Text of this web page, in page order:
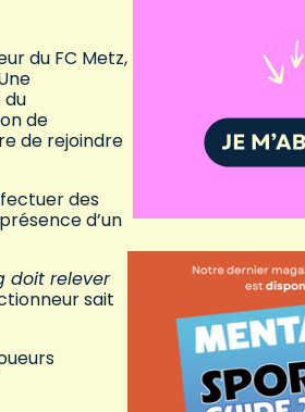
du FC Metz,
du
de
de rejoindre
des
d’un
doit relever
sait